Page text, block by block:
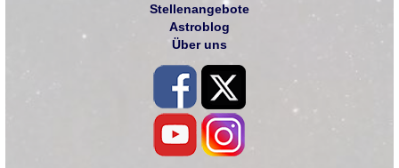
Stellenangebote
Astroblog
Über uns